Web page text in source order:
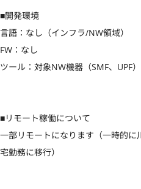
■開発環境
言語：なし（インフラ/NW領域）
FW：なし
ツール：対象NW機器（SMF、UPF
■リモート稼働について
一部リモートになります（一時的
宅勤務に移行）